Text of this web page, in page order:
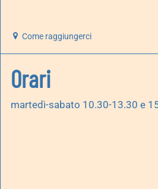
Come raggiungerci
Orari
martedì-sabato 10.30-13.30 e